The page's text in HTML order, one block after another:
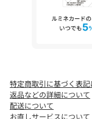
なデザインながら
※化粧品や香水、洗
傷める可能性があり
※体質によりかゆみ
特定商取引に基づく表記
返品などの詳細について
配送について
お直しサービスについて